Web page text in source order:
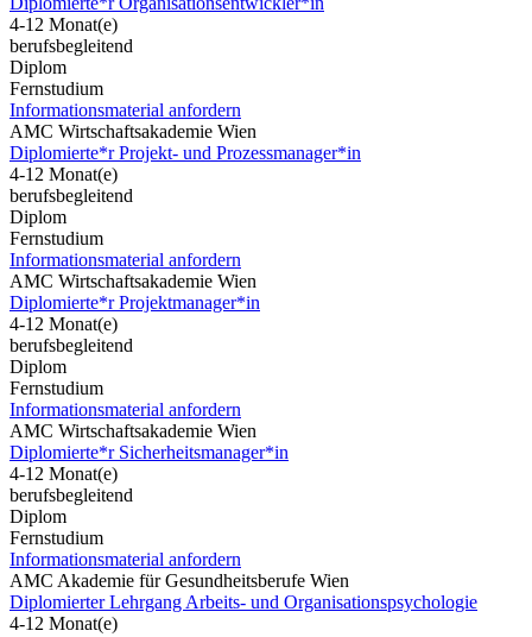
4-12 Monat(e)
berufsbegleitend
Diplom
Fernstudium
Informationsmaterial anfordern
AMC Wirtschaftsakademie Wien
Diplomierte*r Projekt- und Prozessmanager*in
4-12 Monat(e)
berufsbegleitend
Diplom
Fernstudium
Informationsmaterial anfordern
AMC Wirtschaftsakademie Wien
Diplomierte*r Projektmanager*in
4-12 Monat(e)
berufsbegleitend
Diplom
Fernstudium
Informationsmaterial anfordern
AMC Wirtschaftsakademie Wien
Diplomierte*r Sicherheitsmanager*in
4-12 Monat(e)
berufsbegleitend
Diplom
Fernstudium
Informationsmaterial anfordern
AMC Akademie für Gesundheitsberufe Wien
Diplomierter Lehrgang Arbeits- und Organisationspsychologie
4-12 Monat(e)